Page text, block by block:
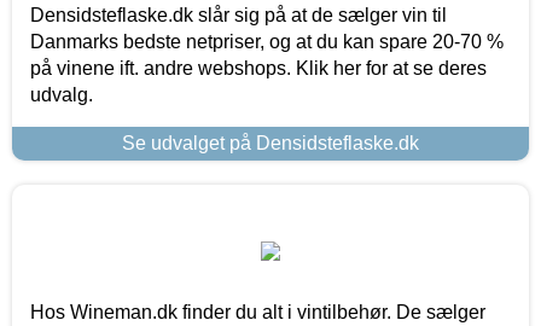
Densidsteflaske.dk slår sig på at de sælger vin til
Danmarks bedste netpriser, og at du kan spare 20-70 %
på vinene ift. andre webshops. Klik her for at se deres
udvalg.
Se udvalget på Densidsteflaske.dk
Hos Wineman.dk finder du alt i vintilbehør. De sælger